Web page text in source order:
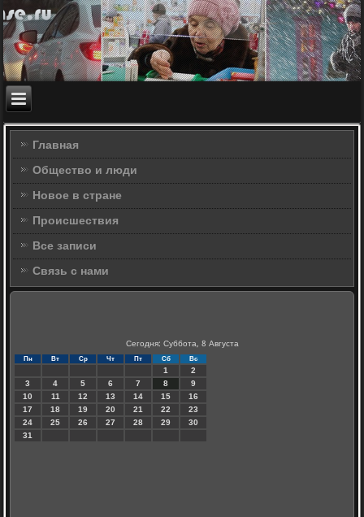
Главная
Общество и люди
Новое в стране
Происшествия
Все записи
Связь с нами
Сегодня: Суббота, 8 Августа
Пн Вт Ср Чт Пт Сб Вс
1
2
3
4 5 6 7 8
9
10
11 12 13 14 15
16
17
18 19 20 21 22
23
24
25 26 27 28 29
30
31